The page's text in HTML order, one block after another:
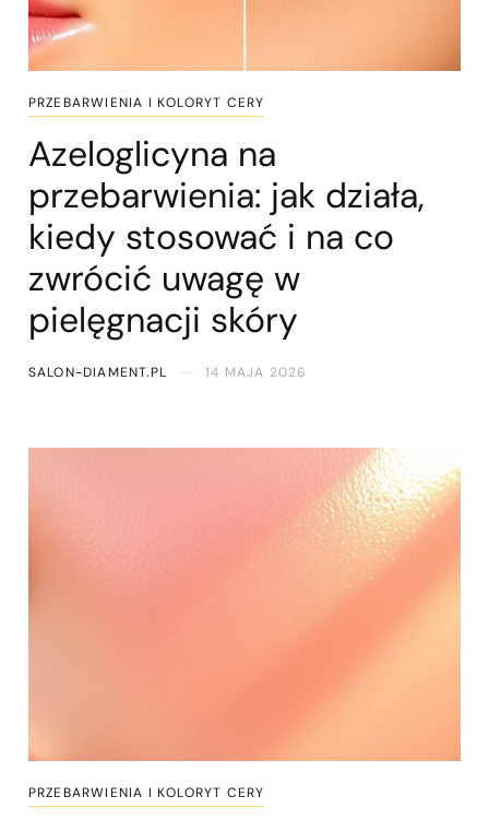
PRZEBARWIENIA I KOLORYT CERY
Azeloglicyna na
przebarwienia: jak działa,
kiedy stosować i na co
zwrócić uwagę w
pielęgnacji skóry
SALON-DIAMENT.PL 14 MAJA 2026
PRZEBARWIENIA I KOLORYT CERY